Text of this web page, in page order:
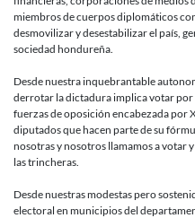
miembros de cuerpos diplomáticos
desmovilizar y desestabilizar el país,
sociedad hondureña.
Desde nuestra inquebrantable
derrotar la dictadura implica votar
fuerzas de oposición encabezada por
diputados que hacen parte de su
nosotras y nosotros llamamos a votar
las trincheras.
Desde nuestras modestas pero
electoral en municipios del